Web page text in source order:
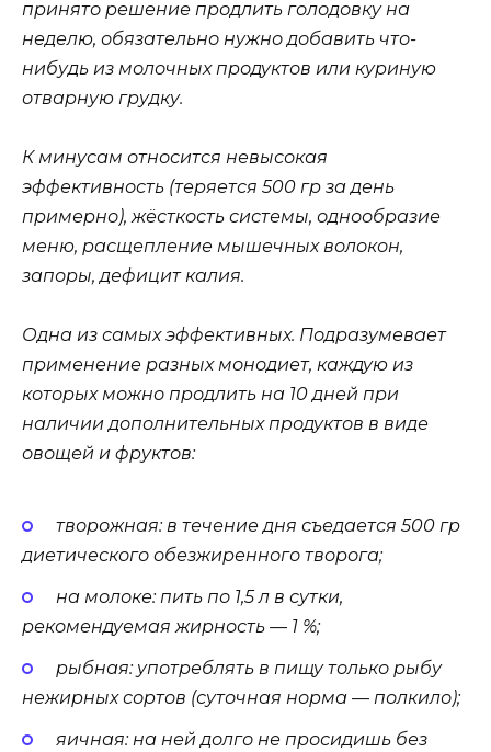
принято решение продлить голодовку на
неделю, обязательно нужно добавить что-
нибудь из молочных продуктов или куриную
отварную грудку.
К минусам относится невысокая
эффективность (теряется 500 гр за день
примерно), жёсткость системы, однообразие
меню, расщепление мышечных волокон,
запоры, дефицит калия.
Одна из самых эффективных. Подразумевает
применение разных монодиет, каждую из
которых можно продлить на 10 дней при
наличии дополнительных продуктов в виде
овощей и фруктов:
творожная: в течение дня съедается 500 гр
диетического обезжиренного творога;
на молоке: пить по 1,5 л в сутки,
рекомендуемая жирность — 1 %;
рыбная: употреблять в пищу только рыбу
нежирных сортов (суточная норма — полкило);
яичная: на ней долго не просидишь без